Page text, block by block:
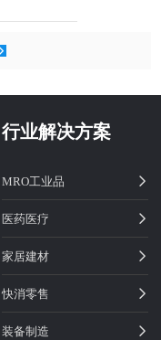
行业解决方案
MRO工业品
医药医疗
家居建材
快消零售
装备制造